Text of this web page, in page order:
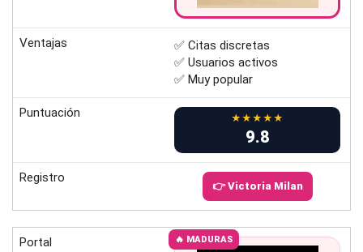
Ventajas
✅ Citas discretas
✅ Usuarios activos
✅ Muy popular
Puntuación ★★★★★
9.8
Registro
👉 Victoria Milan
Portal 🔥 MADURAS